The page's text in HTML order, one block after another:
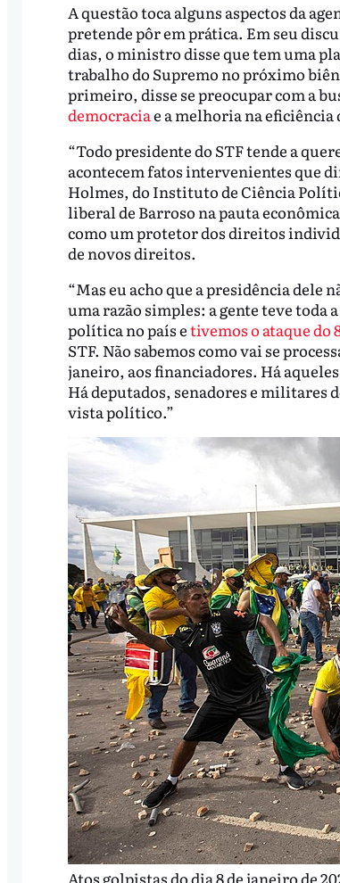
A questão toca alguns aspectos da
pretende pôr em prática. Em seu
dias, o ministro disse que tem uma
trabalho do Supremo no próximo
primeiro, disse se preocupar com a
democraciae a melhoria na
“Todo presidente do STF tende a
acontecem fatos intervenientes que
Holmes, do Instituto de Ciência
liberal de Barroso na pauta
como um protetor dos direitos
de novos direitos.
“Mas eu acho que a presidência dele
uma razão simples: a gente teve toda
política no país etivemos o ataque do
STF. Não sabemos como vai se
janeiro, aos financiadores. Há
Há deputados, senadores e militares
vista político.”
Atos golpistas do dia 8 de janeiro de